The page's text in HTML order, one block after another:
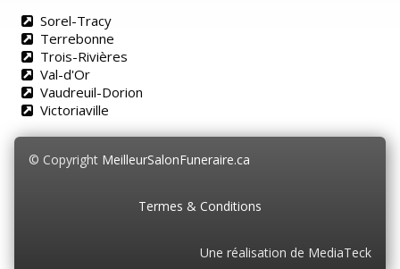
Sorel-Tracy
Terrebonne
Trois-Rivières
Val-d'Or
Vaudreuil-Dorion
Victoriaville
© Copyright MeilleurSalonFuneraire.ca
Termes & Conditions
Une réalisation de MediaTeck